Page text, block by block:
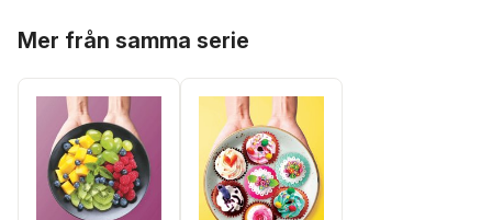
Mer från samma serie